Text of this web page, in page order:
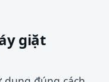
giặt